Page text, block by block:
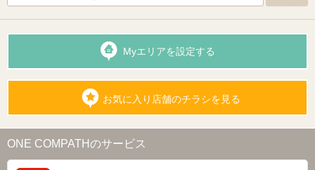
Myエリアを設定する
お気に入り店舗のチラシを見る
ONE COMPATHのサービス